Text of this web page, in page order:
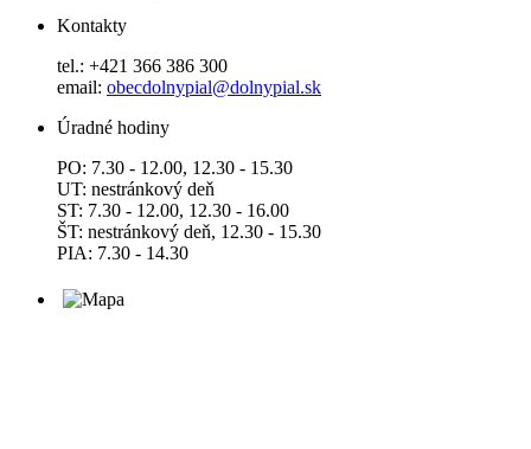
Kontakty
tel.: +421 366 386 300
email: obecdolnypial@dolnypial.sk
Úradné hodiny
PO: 7.30 - 12.00, 12.30 - 15.30
UT: nestránkový deň
ST: 7.30 - 12.00, 12.30 - 16.00
ŠT: nestránkový deň, 12.30 - 15.30
PIA: 7.30 - 14.30